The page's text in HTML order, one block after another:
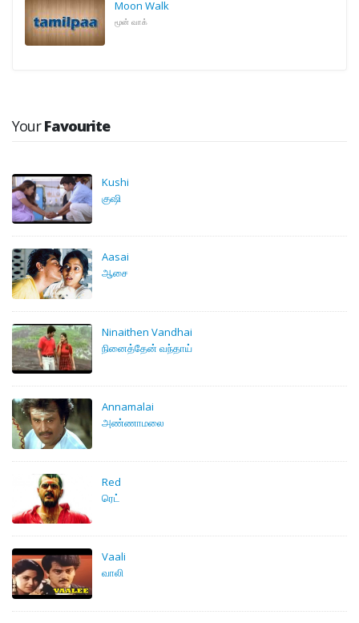
Moon Walk
மூன் வாக்
YourFavourite
Kushi
குஷி
Aasai
ஆசை
Ninaithen Vandhai
நினைத்தேன் வந்தாய்
Annamalai
அண்ணாமலை
Red
ரெட்
Vaali
வாலி